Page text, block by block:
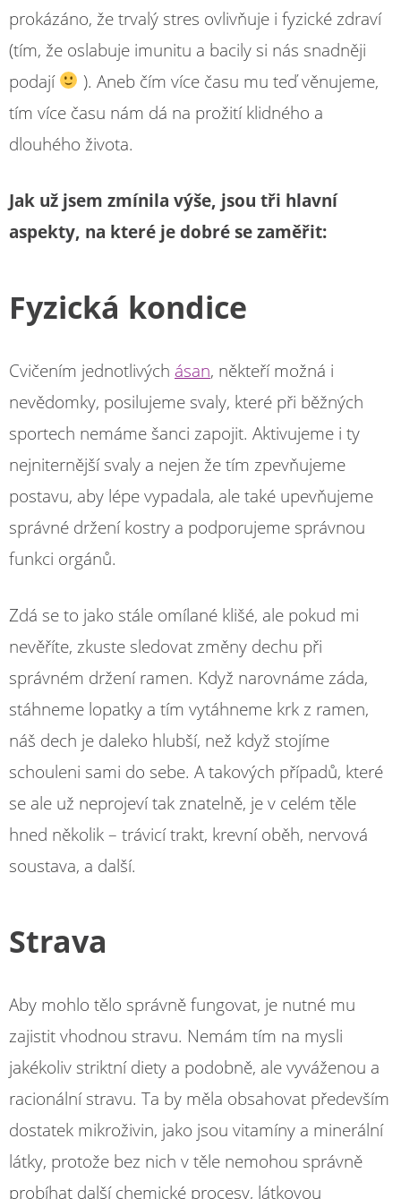
prokázáno, že trvalý stres ovlivňuje i fyzické zdraví
(tím, že oslabuje imunitu a bacily si nás snadněji
podají
). Aneb čím více času mu teď věnujeme,
tím více času nám dá na prožití klidného a
dlouhého života.
Jak už jsem zmínila výše, jsou tři hlavní
aspekty, na které je dobré se zaměřit:
Fyzická kondice
Cvičením jednotlivých ásan, někteří možná i
nevědomky, posilujeme svaly, které při běžných
sportech nemáme šanci zapojit. Aktivujeme i ty
nejniternější svaly a nejen že tím zpevňujeme
postavu, aby lépe vypadala, ale také upevňujeme
správné držení kostry a podporujeme správnou
funkci orgánů.
Zdá se to jako stále omílané klišé, ale pokud mi
nevěříte, zkuste sledovat změny dechu při
správném držení ramen. Když narovnáme záda,
stáhneme lopatky a tím vytáhneme krk z ramen,
náš dech je daleko hlubší, než když stojíme
schouleni sami do sebe. A takových případů, které
se ale už neprojeví tak znatelně, je v celém těle
hned několik – trávicí trakt, krevní oběh, nervová
soustava, a další.
Strava
Aby mohlo tělo správně fungovat, je nutné mu
zajistit vhodnou stravu. Nemám tím na mysli
jakékoliv striktní diety a podobně, ale vyváženou a
racionální stravu. Ta by měla obsahovat především
dostatek mikroživin, jako jsou vitamíny a minerální
látky, protože bez nich v těle nemohou správně
probíhat další chemické procesy, látkovou